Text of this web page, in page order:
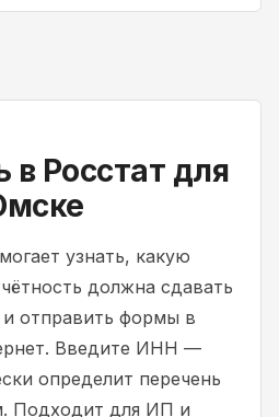
в Росстат для
узнать, какую
должна сдавать
отправить формы в
Введите ИНН —
определит перечень
Подходит для ИП и